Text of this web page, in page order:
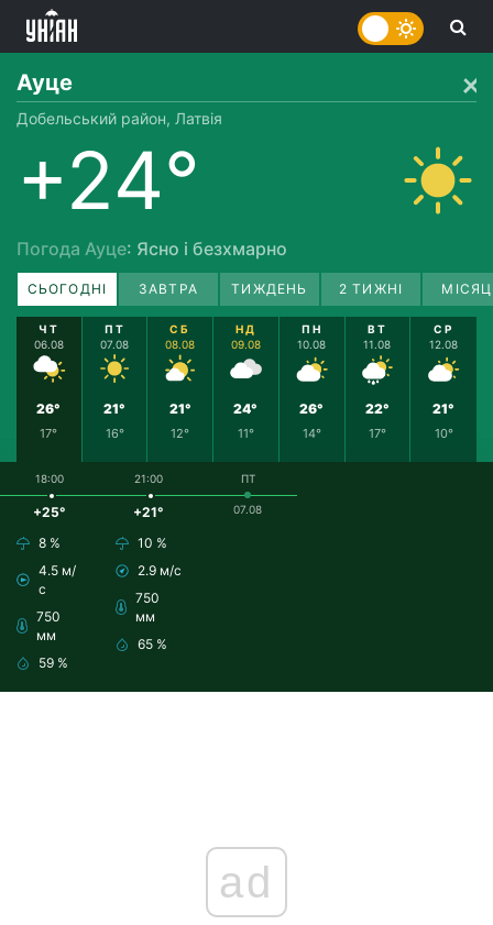
Ауце
Добельський район, Латвія
+24°
Погода Ауце: Ясно і безхмарно
СЬОГОДНІ ЗАВТРА ТИЖДЕНЬ 2 ТИЖНІ
ЧТ
06.08
26°
17°
ПТ
07.08
21°
16°
СБ
08.08
21°
12°
НД
09.08
24°
11°
ПН
10.08
26°
14°
ВТ
11.08
22°
17°
СР
12.08
21°
10°
18:00
+25°
8 %
4.5 м/
с
750
мм
59 %
21:00
+21°
10 %
2.9 м/с
750
мм
65 %
ПТ
07.08
ad